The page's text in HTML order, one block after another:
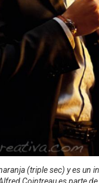
(triple sec) y es un